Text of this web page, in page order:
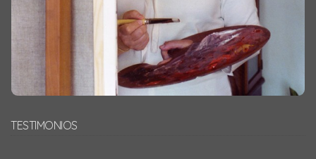
TESTIMONIOS